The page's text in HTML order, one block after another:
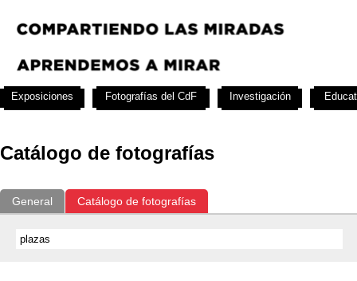
Catálogo de fotografías
General Catálogo de fotografías
Exposiciones Fotografías del CdF Investigación